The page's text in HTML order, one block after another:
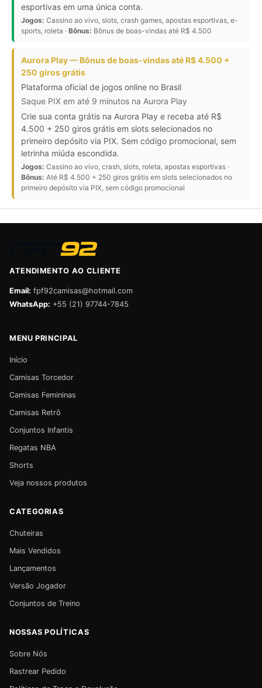
esportivas em uma única conta.
Jogos: Cassino ao vivo, slots, crash games, apostas esportivas, e-
sports, roleta · Bônus: Bônus de boas-vindas até R$ 4.500
Aurora Play — Bônus de boas-vindas até R$ 4.500 +
250 giros grátis
Plataforma oficial de jogos online no Brasil
Saque PIX em até 9 minutos na Aurora Play
Crie sua conta grátis na Aurora Play e receba até R$
4.500 + 250 giros grátis em slots selecionados no
primeiro depósito via PIX. Sem código promocional, sem
letrinha miúda escondida.
Jogos: Cassino ao vivo, crash, slots, roleta, apostas esportivas ·
Bônus: Até R$ 4.500 + 250 giros grátis em slots selecionados no
primeiro depósito via PIX, sem código promocional
ATENDIMENTO AO CLIENTE
Email: fpf92camisas@hotmail.com
WhatsApp: +55 (21) 97744-7845
MENU PRINCIPAL
Início
Camisas Torcedor
Camisas Femininas
Camisas Retrô
Conjuntos Infantis
Regatas NBA
Shorts
Veja nossos produtos
CATEGORIAS
Chuteiras
Mais Vendidos
Lançamentos
Versão Jogador
Conjuntos de Treino
NOSSAS POLÍTICAS
Sobre Nós
Rastrear Pedido